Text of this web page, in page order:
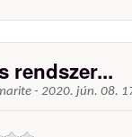
rendszer...
- 2020. jún. 08.